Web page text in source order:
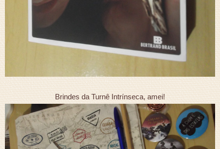
Brindes da Turnê Intrínseca, amei!